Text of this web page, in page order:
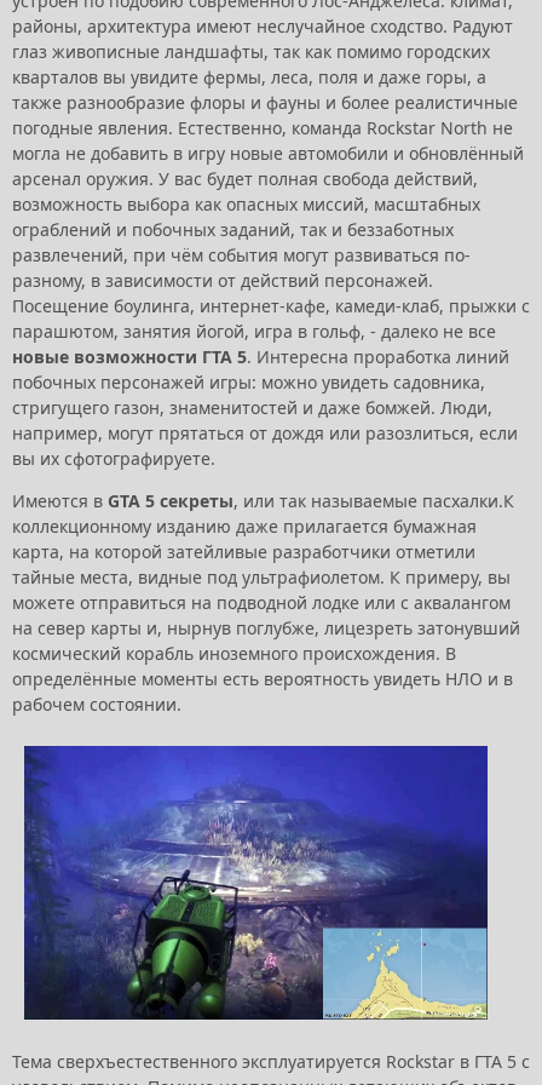
районы, архитектура имеют неслучайное сходство. Радуют
глаз живописные ландшафты, так как помимо городских
кварталов вы увидите фермы, леса, поля и даже горы, а
также разнообразие флоры и фауны и более реалистичные
погодные явления. Естественно, команда Rockstar North не
могла не добавить в игру новые автомобили и обновлённый
арсенал оружия. У вас будет полная свобода действий,
возможность выбора как опасных миссий, масштабных
ограблений и побочных заданий, так и беззаботных
развлечений, при чём события могут развиваться по-
разному, в зависимости от действий персонажей.
Посещение боулинга, интернет-кафе, камеди-клаб, прыжки с
парашютом, занятия йогой, игра в гольф, - далеко не все
новые возможности ГТА 5. Интересна проработка линий
побочных персонажей игры: можно увидеть садовника,
стригущего газон, знаменитостей и даже бомжей. Люди,
например, могут прятаться от дождя или разозлиться, если
вы их сфотографируете.
Имеются в GTA 5 секреты, или так называемые пасхалки.К
коллекционному изданию даже прилагается бумажная
карта, на которой затейливые разработчики отметили
тайные места, видные под ультрафиолетом. К примеру, вы
можете отправиться на подводной лодке или с аквалангом
на север карты и, нырнув поглубже, лицезреть затонувший
космический корабль иноземного происхождения. В
определённые моменты есть вероятность увидеть НЛО и в
рабочем состоянии.
Тема сверхъестественного эксплуатируется Rockstar в ГТА 5 с